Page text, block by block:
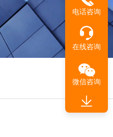
电话咨询
在线咨询
微信咨询